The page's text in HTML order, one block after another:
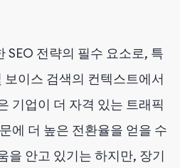
SEO 전략의 필수 요소로, 특
보이스 검색의 컨텍스트에서
기업이 더 자격 있는 트래픽
에 더 높은 전환율을 얻을 수
을 안고 있기는 하지만, 장기